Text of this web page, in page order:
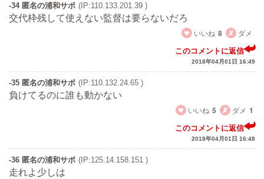
-34 匿名の浦和サポ (IP:110.133.201.39 )
交代枠残して使えない監督は要らないだろ
いいね 8 ダメ
このコメントに返信
2018年04月01日 16:49
-35 匿名の浦和サポ (IP:110.132.24.65 )
負けてるのに誰も動かない
いいね 5 ダメ 1
このコメントに返信
2018年04月01日 16:48
-36 匿名の浦和サポ (IP:125.14.158.151 )
走れよ少しは